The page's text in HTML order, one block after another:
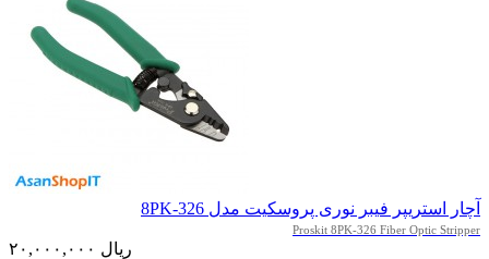
آچار استریپر فیبر نوری پروسکیت مدل 8PK-326
Proskit 8PK-326 Fiber Optic Stripper
۲۰,۰۰۰,۰۰۰ ریال